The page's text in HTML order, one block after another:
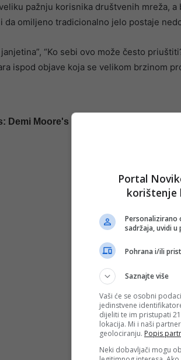
pažnju korisnika društvenih mreža,
da omiljeno tradicionalno jelo postaje
“Ko sebi ovo može često
ispod objave koja se velikom brzinom
Portal
korištenje
Personalizirano
sadržaja, uvidi u
Pohrana i/ili
Saznajte više
Vaši će se osobni
jedinstvene
dijeliti te im pristupati
lokacija. Mi i naši
geolociranju. Popis
Neki dobavljači mogu